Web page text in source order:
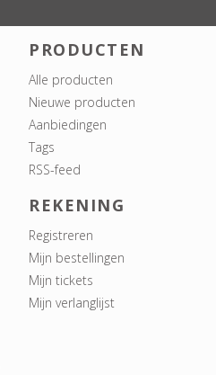
PRODUCTEN
Alle producten
Nieuwe producten
Aanbiedingen
Tags
RSS-feed
REKENING
Registreren
Mijn bestellingen
Mijn tickets
Mijn verlanglijst